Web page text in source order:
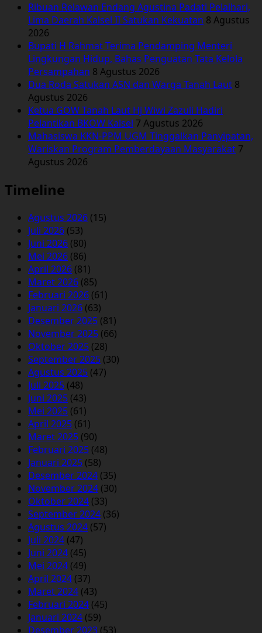
Warga
Ribuan Relawan Endang Agustina Padati Pelaihari,
Lima Daerah Kalsel II Satukan Kekuatan 8 Agustus
2026
Bupati H Rahmat Terima Pendamping Menteri
Lingkungan Hidup, Bahas Penguatan Tata Kelola
Persampahan 8 Agustus 2026
Dua Roda Satukan ASN dan Warga Tanah Laut 8
Agustus 2026
Ketua GOW Tanah Laut Hj Wiwi Zazuli Hadiri
Pelantikan BKOW Kalsel 7 Agustus 2026
Mahasiswa KKN-PPM UGM Tinggalkan Panyipatan,
Wariskan Program Pemberdayaan Masyarakat 7
Agustus 2026
Timeline
Agustus 2026 (15)
Juli 2026 (53)
Juni 2026 (80)
Mei 2026 (86)
April 2026 (81)
Maret 2026 (85)
Februari 2026 (61)
Januari 2026 (63)
Desember 2025 (81)
November 2025 (66)
Oktober 2025 (28)
September 2025 (30)
Agustus 2025 (47)
Juli 2025 (48)
Juni 2025 (43)
Mei 2025 (61)
April 2025 (61)
Maret 2025 (90)
Februari 2025 (48)
Januari 2025 (58)
Desember 2024 (35)
November 2024 (30)
Oktober 2024 (33)
September 2024 (36)
Agustus 2024 (57)
Juli 2024 (47)
Juni 2024 (45)
Mei 2024 (49)
April 2024 (37)
Maret 2024 (43)
Februari 2024 (45)
Januari 2024 (59)
Desember 2023 (53)